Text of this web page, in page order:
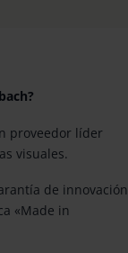
proveedor líder
visuales.
de innovación
«Made in